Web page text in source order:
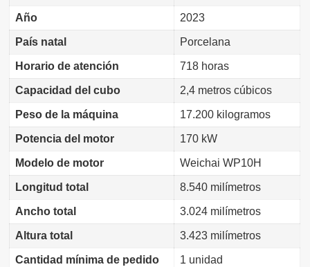
Año 2023
País natal Porcelana
Horario de atención 718 horas
Capacidad del cubo 2,4 metros cúbicos
Peso de la máquina 17.200 kilogramos
Potencia del motor 170 kW
Modelo de motor Weichai WP10H
Longitud total 8.540 milímetros
Ancho total 3.024 milímetros
Altura total 3.423 milímetros
Cantidad mínima de pedido 1 unidad